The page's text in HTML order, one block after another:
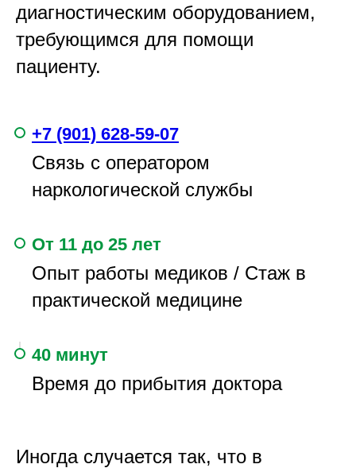
диагностическим оборудованием,
требующимся для помощи
пациенту.
+7 (901) 628-59-07
Связь с оператором
наркологической службы
От 11 до 25 лет
Опыт работы медиков / Стаж в
практической медицине
40 минут
Время до прибытия доктора
Иногда случается так, что в